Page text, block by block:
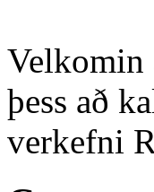
Velkomin
þess að
verkefni